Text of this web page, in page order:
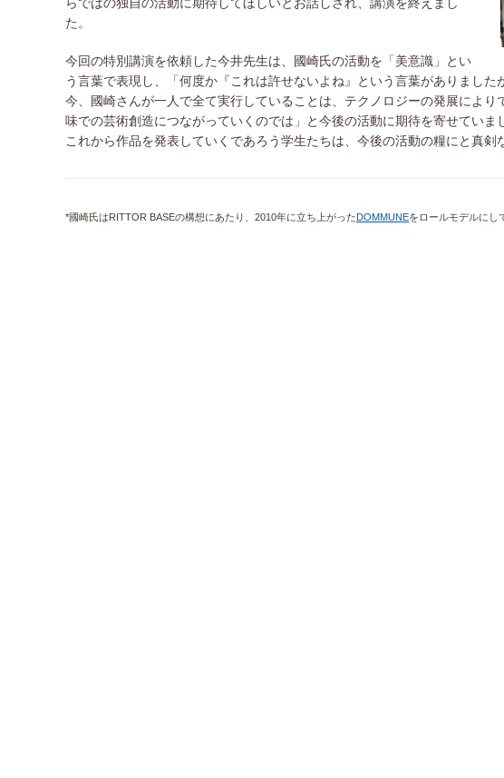
た。
今回の特別講演を依頼した今井先生は、國崎氏の活動を「美意識」とい
う言葉で表現し、「何度か『これは許せないよね』という言葉がありまし
今、國崎さんが一人で全て実行していることは、テクノロジーの発展によ
味での芸術創造につながっていくのでは」と今後の活動に期待を寄せていま
これから作品を発表していくであろう学生たちは、今後の活動の糧にと真剣
*國崎氏はRITTOR BASEの構想にあたり、2010年に立ち上がったDOMMUNEをロールモデルにし